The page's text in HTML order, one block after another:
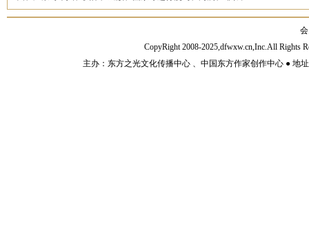
CopyRight 2008-2025,dfwxw.cn,Inc.All Rights
主办：东方之光文化传播中心 、中国东方作家创作中心 ● 地